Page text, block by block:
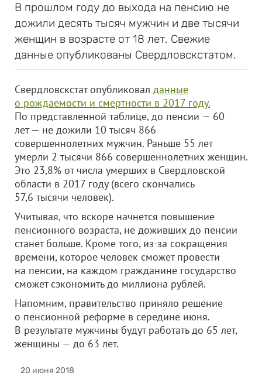
В прошлом году до выхода на пенсию не
дожили десять тысяч мужчин и две тысячи
женщин в возрасте от 18 лет. Свежие
данные опубликованы Свердловскстатом.
Свердловскстат опубликовал данные
о рождаемости и смертности в 2017 году.
По представленной таблице, до пенсии — 60
лет — не дожили 10 тысяч 866
совершеннолетних мужчин. Раньше 55 лет
умерли 2 тысячи 866 совершеннолетних женщин.
Это 23,8% от числа умерших в Свердловской
области в 2017 году (всего скончались
57,6 тысячи человек).
Учитывая, что вскоре начнется повышение
пенсионного возраста, не доживших до пенсии
станет больше. Кроме того, из-за сокращения
времени, которое человек сможет провести
на пенсии, на каждом гражданине государство
сможет сэкономить до миллиона рублей.
Напомним, правительство приняло решение
о пенсионной реформе в середине июня.
В результате мужчины будут работать до 65 лет,
женщины — до 63 лет.
20 июня 2018